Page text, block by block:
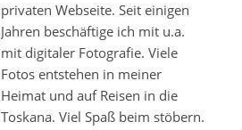
privaten Webseite. Seit einigen
Jahren beschäftige ich mit u.a.
mit digitaler Fotografie. Viele
Fotos entstehen in meiner
Heimat und auf Reisen in die
Toskana. Viel Spaß beim stöbern.